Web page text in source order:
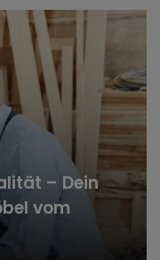
– Dein
vom